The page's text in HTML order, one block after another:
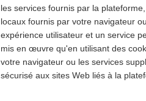
les services fournis par la
locaux fournis par votre navigateur
expérience utilisateur et un service
mis en œuvre qu'en utilisant des
votre navigateur ou les services
sécurisé aux sites Web liés à la